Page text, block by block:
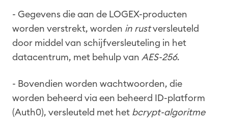
- Gegevens die aan de LOGEX-producten
worden verstrekt, worden in rustversleuteld
door middel van schijfversleuteling in het
datacentrum, met behulp van AES-256.
- Bovendien worden wachtwoorden, die
worden beheerd via een beheerd ID-platform
(Auth0), versleuteld met het bcrypt-algoritme